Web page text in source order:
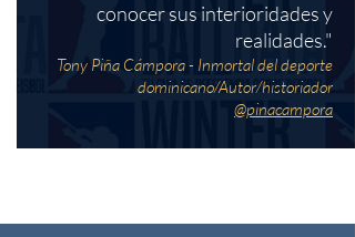
conocer sus interioridades y
realidades."
Tony Piña Cámpora - Inmortal del deporte
dominicano/Autor/historiador
@pinacampora